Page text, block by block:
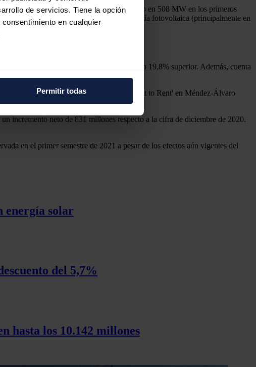
de servicios. Tiene la opción
en cualquier
web con nuestros partners de
que les haya proporcionado o
Permitir todas
de 2020, habiéndose incrementado en 508 MW en los primeros
(principalmente en Chile) como en energía fotovoltaica (principalmente en
de euros a 30 de septiembre de 2021, un 19,8% superior. Además, cuenta
euros.
venta a Greystar de 455 unidades de 'Built to Rent' en Méndez-Álvaro
2020.
incremento neto de 831 millones respecto a la cifra de diciembre de 2020.
en el primer semestre de 2021 a pesar de los efectos aún vigentes del
energía solar
del 5,7%
hasta los 10.142 millones